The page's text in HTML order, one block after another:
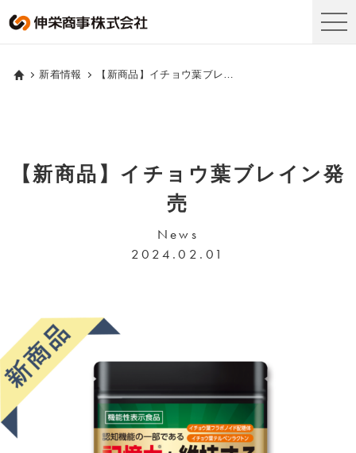
新着情報 【新商品】イチョウ葉ブレイン発売
【新商品】イチョウ葉ブレイン発
売
News
2024.02.01